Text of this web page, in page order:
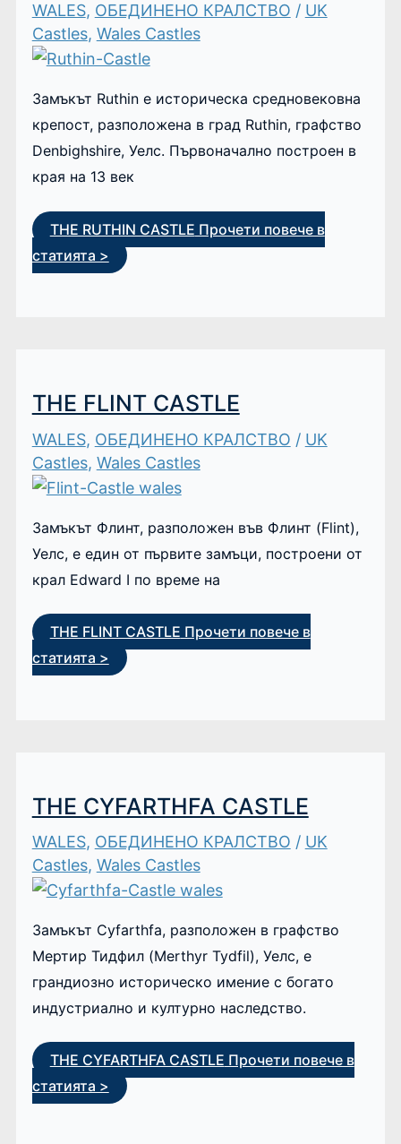
WALES, ОБЕДИНЕНО КРАЛСТВО / UK
Castles, Wales Castles
Замъкът Ruthin е историческа средновековна
крепост, разположена в град Ruthin, графство
Denbighshire, Уелс. Първоначално построен в
края на 13 век
THE RUTHIN CASTLE Прочети повече в
статията >
THE FLINT CASTLE
WALES, ОБЕДИНЕНО КРАЛСТВО / UK
Castles, Wales Castles
Замъкът Флинт, разположен във Флинт (Flint),
Уелс, е един от първите замъци, построени от
крал Edward I по време на
THE FLINT CASTLE Прочети повече в
статията >
THE CYFARTHFA CASTLE
WALES, ОБЕДИНЕНО КРАЛСТВО / UK
Castles, Wales Castles
Замъкът Cyfarthfa, разположен в графство
Мертир Тидфил (Merthyr Tydfil), Уелс, е
грандиозно историческо имение с богато
индустриално и културно наследство.
THE CYFARTHFA CASTLE Прочети повече в
статията >